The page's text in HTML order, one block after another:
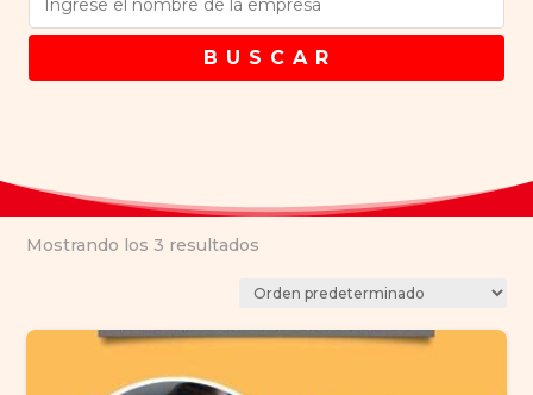
B U S C A R
Mostrando los 3 resultados